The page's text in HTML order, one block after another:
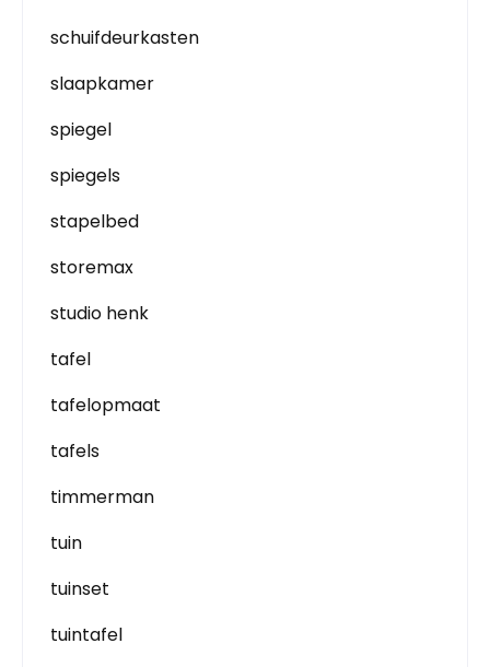
schuifdeurkasten
slaapkamer
spiegel
spiegels
stapelbed
storemax
studio henk
tafel
tafelopmaat
tafels
timmerman
tuin
tuinset
tuintafel